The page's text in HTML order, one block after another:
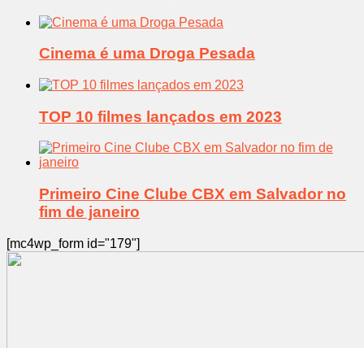
Cinema é uma Droga Pesada
TOP 10 filmes lançados em 2023
Primeiro Cine Clube CBX em Salvador no
fim de janeiro
[mc4wp_form id="179"]